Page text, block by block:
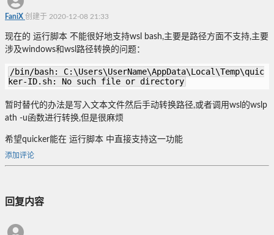
FaniX 创建于 2020-12-08 21:33
现在的 运行脚本 不能很好地支持wsl bash,主要是路径方面不支持,主要
涉及windows和wsl路径转换的问题：
/bin/bash: C:\Users\UserName\AppData\Local\Temp\quic
ker-ID.sh: No such file or directory
暂时替代的办法是写入文本文件然后手动转换路径,或者调用wsl的wslp
ath -u函数进行转换,但是很麻烦
希望quicker能在 运行脚本 中直接支持这一功能
添加评论
回复内容